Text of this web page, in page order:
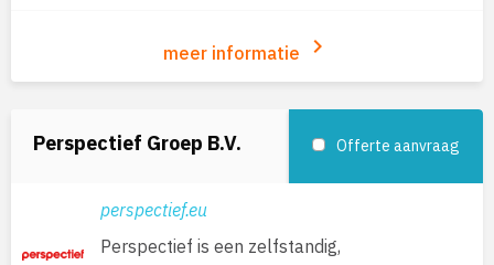
meer informatie keyboard_arrow_right
Perspectief Groep B.V. Offerte aanvraag
perspectief.eu
Perspectief is een zelfstandig,